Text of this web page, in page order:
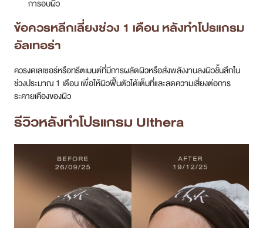
การอบผิว
ข้อควรหลีกเลี่ยงช่วง 1 เดือน หลังทำโปรแกรม
อัลเทอร่า
ควรงดเลเซอร์หรือทรีตเมนต์ที่มีการผลัดผิวหรือส่งพลังงานลงผิวชั้นลึกใน
ช่วงประมาณ 1 เดือน เพื่อให้ผิวฟื้นตัวได้เต็มที่และลดความเสี่ยงต่อการ
ระคายเคืองของผิว
รีวิวหลังทำโปรแกรม Ulthera